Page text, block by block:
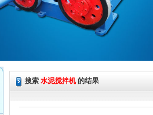
搜索 水泥搅拌机的结果